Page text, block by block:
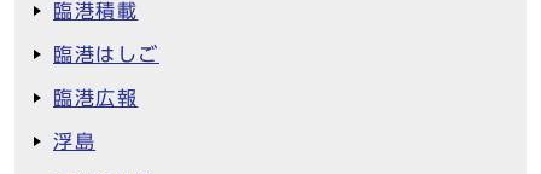
臨港積載
臨港はしご
臨港広報
浮島